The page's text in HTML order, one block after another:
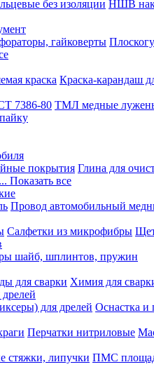
без изоляции НШВ
гайковерты
краска Краска-карандаш
7386-80 ТМЛ медные
покрытия Глина для
... Показать все
Провод автомобильный
Салфетки из микрофибры
шайб, шплинтов, пружин
для сварки Химия для
для дрелей Оснастка и
Перчатки нитриловые
стяжки, липучки ПМС